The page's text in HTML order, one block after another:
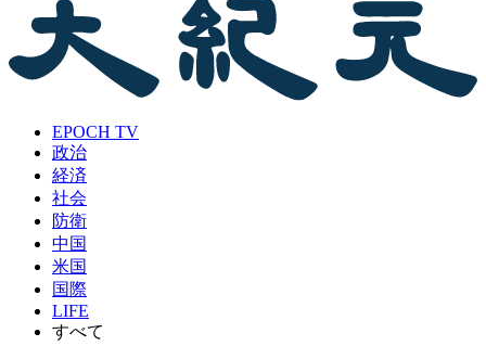
EPOCH TV
政治
経済
社会
防衛
中国
米国
国際
LIFE
すべて